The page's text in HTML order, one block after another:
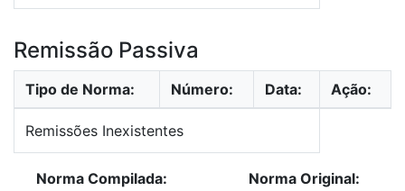
Remissão Passiva
Tipo de Norma: Número: Data: Ação:
Remissões Inexistentes
Norma Compilada: Norma Original: